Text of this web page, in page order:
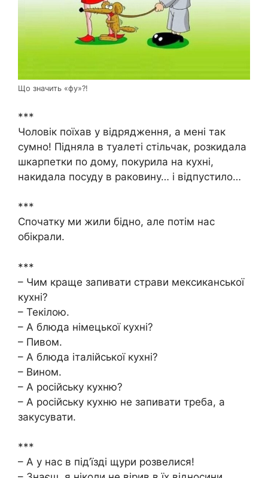
Що значить «фу»?!
***
Чоловік поїхав у відрядження, а мені так
сумно! Підняла в туалеті стільчак, розкидала
шкарпетки по дому, покурила на кухні,
накидала посуду в раковину… і відпустило…
***
Спочатку ми жили бідно, але потім нас
обікрали.
***
– Чим краще запивати страви мексиканської
кухні?
– Текілою.
– А блюда німецької кухні?
– Пивом.
– А блюда італійської кухні?
– Вином.
– А російську кухню?
– А російську кухню не запивати треба, а
закусувати.
***
– А у нас в під’їзді щури розвелися!